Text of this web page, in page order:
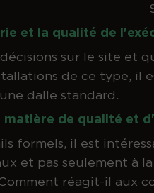
et la qualité de
sur le site et
de ce type,
dalle standard.
matière de qualité et
formels, il est
et pas seulement à
réagit-il aux